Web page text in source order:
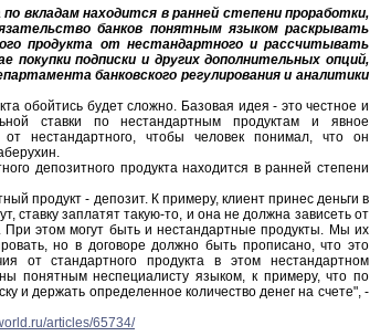
вкладам находится в ранней степени проработки,
банков понятным языком раскрывать
продукта от нестандартного и рассчитывать
подписки и других дополнительных опций,
банковского регулирования и аналитики
обойтись будет сложно. Базовая идея - это честное и
ставки по нестандартным продуктам и явное
от нестандартного, чтобы человек понимал, что он
депозитного продукта находится в ранней степени
продукт - депозит. К примеру, клиент принес деньги в
ставку заплатят такую-то, и она не должна зависеть от
При этом могут быть и нестандартные продукты. Мы их
но в договоре должно быть прописано, что это
от стандартного продукта в этом нестандартном
понятным неспециалисту языком, к примеру, что по
и держать определенное количество денег на счете", -
articles/65734/